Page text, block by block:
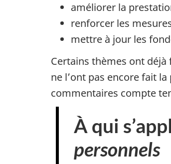
améliorer la
renforcer les
mettre à jour les
Certains thèmes ont déjà
ne l’ont pas encore fait
commentaires compte
À qui
personnels